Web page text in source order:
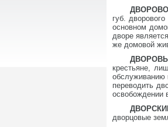
губ.
основном
дворе
же домовой
крестьяне,
обслуживанию
переводить
освобождении
дворцовые